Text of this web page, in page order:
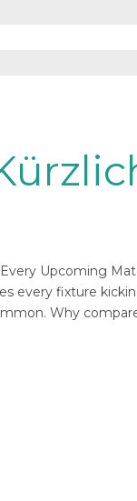
Upcoming
every fixture
Why